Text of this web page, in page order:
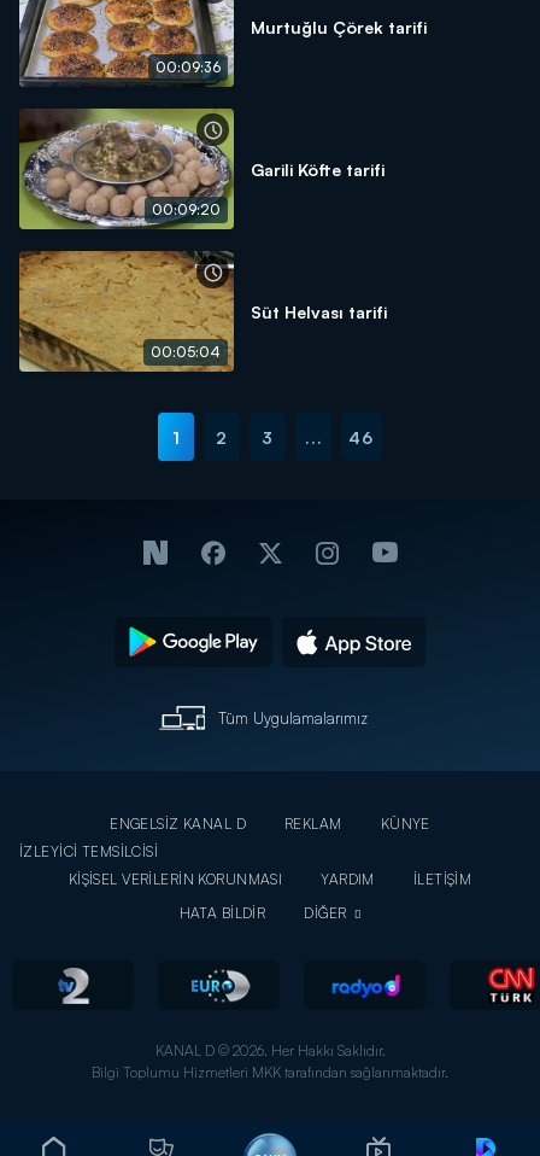
00:09:36
Murtuğlu Çörek tarifi
00:09:20
Garili Köfte tarifi
00:05:04
Süt Helvası tarifi
1 2 3 ... 46
Tüm Uygulamalarımız
ENGELSİZ KANAL D REKLAM
KÜNYE
İZLEYİCİ TEMSİLCİSİ
KİŞİSEL VERİLERİN KORUNMASI
YARDIM
İLETİŞİM
HATA BİLDİR
DİĞER
KANAL D © 2026. Her Hakkı Saklıdır.
Bilgi Toplumu Hizmetleri MKK tarafından sağlanmaktadır.